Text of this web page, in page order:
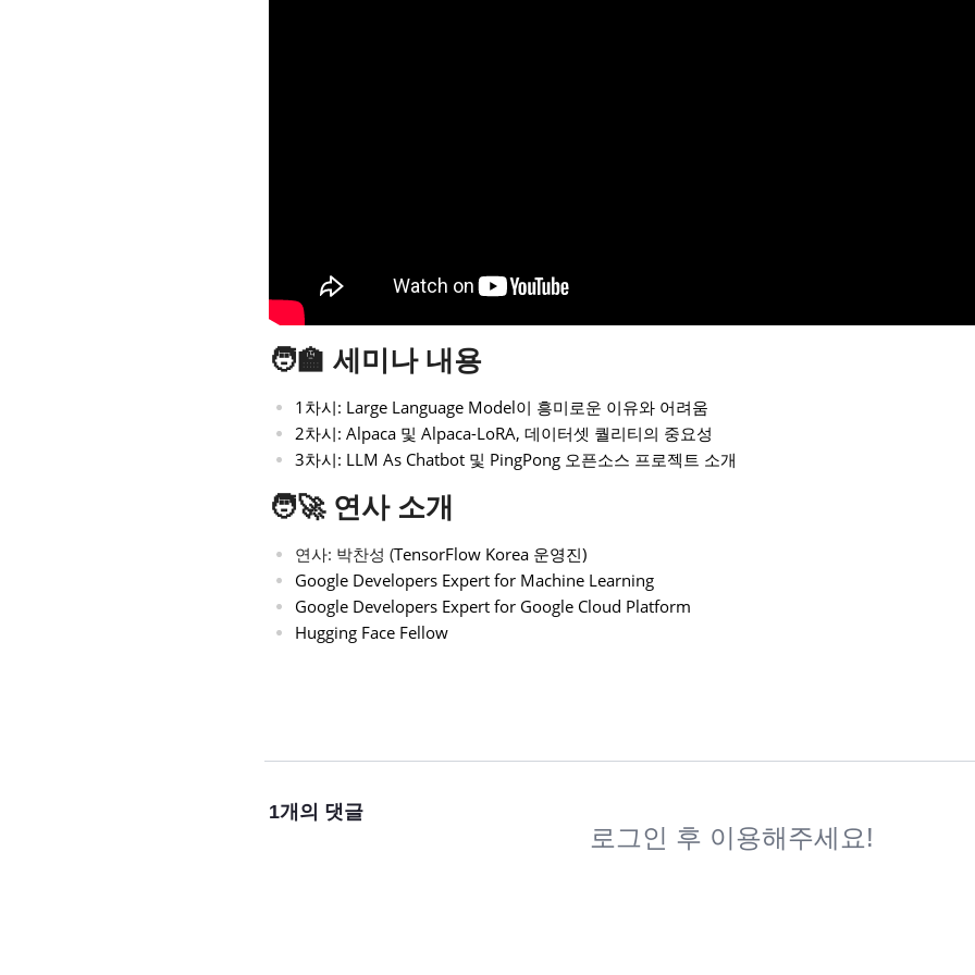
🧑‍🏫 세미나 내용
1차시: Large Language Model이 흥미로운 이유와 어려움
2차시: Alpaca 및 Alpaca-LoRA, 데이터셋 퀄리티의 중요성
3차시: LLM As Chatbot 및 PingPong 오픈소스 프로젝트 소개
🧑‍🚀 연사 소개
연사: 박찬성 (TensorFlow Korea 운영진)
Google Developers Expert for Machine Learning
Google Developers Expert for Google Cloud Platform
Hugging Face Fellow
1개의 댓글
로그인 후 이용해주세요!